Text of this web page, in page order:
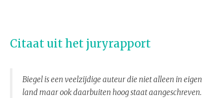
Citaat uit het juryrapport
Biegel is een veelzijdige auteur die niet alleen in eigen
land maar ook daarbuiten hoog staat aangeschreven.